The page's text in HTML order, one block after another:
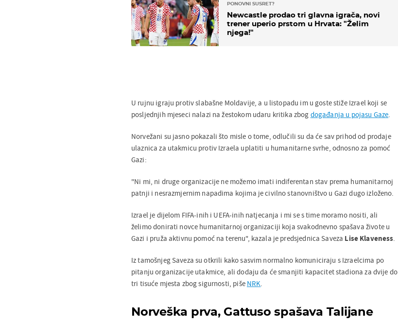
PONOVNI SUSRET?
Newcastle prodao tri glavna igrača, novi
trener uperio prstom u Hrvata: "Želim
njega!"
U rujnu igraju protiv slabašne Moldavije, a u listopadu im u goste stiže Izrael koji se
posljednjih mjeseci nalazi na žestokom udaru kritika zbog događanja u pojasu Gaze.
Norvežani su jasno pokazali što misle o tome, odlučili su da će sav prihod od prodaje
ulaznica za utakmicu protiv Izraela uplatiti u humanitarne svrhe, odnosno za pomoć
Gazi:
"Ni mi, ni druge organizacije ne možemo imati indiferentan stav prema humanitarnoj
patnji i nesrazmjernim napadima kojima je civilno stanovništvo u Gazi dugo izloženo.
Izrael je dijelom FIFA-inih i UEFA-inih natjecanja i mi se s time moramo nositi, ali
želimo donirati novce humanitarnoj organizaciji koja svakodnevno spašava živote u
Gazi i pruža aktivnu pomoć na terenu", kazala je predsjednica Saveza Lise Klaveness.
Iz tamošnjeg Saveza su otkrili kako sasvim normalno komuniciraju s Izraelcima po
pitanju organizacije utakmice, ali dodaju da će smanjiti kapacitet stadiona za dvije do
tri tisuće mjesta zbog sigurnosti, piše NRK.
Norveška prva, Gattuso spašava Talijane